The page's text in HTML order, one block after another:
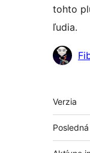
tohto
ľudia.
Meta
Verzia